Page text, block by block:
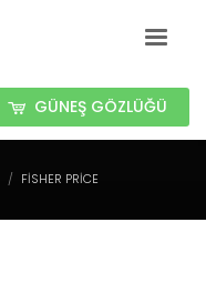
GÜNEŞ GÖZLÜĞÜ
FISHER PRICE